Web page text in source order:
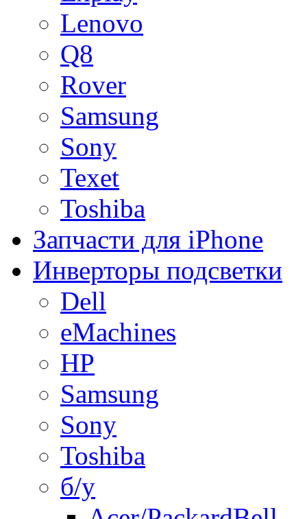
Lenovo
Q8
Rover
Samsung
Sony
Texet
Toshiba
Запчасти для iPhone
Инверторы подсветки
Dell
eMachines
HP
Samsung
Sony
Toshiba
б/у